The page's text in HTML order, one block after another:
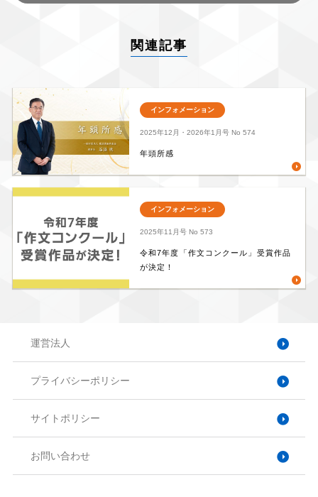
関連記事
インフォメーション
2025年12月・2026年1月号No 574
年頭所感
インフォメーション
2025年11月号No 573
令和7年度「作文コンクール」受賞作品
が決定！
運営法人
プライバシーポリシー
サイトポリシー
お問い合わせ